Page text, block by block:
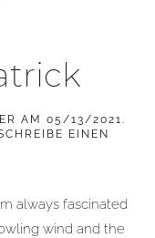
AM 05/13/2021.
EINEN
always fascinated
wind and the